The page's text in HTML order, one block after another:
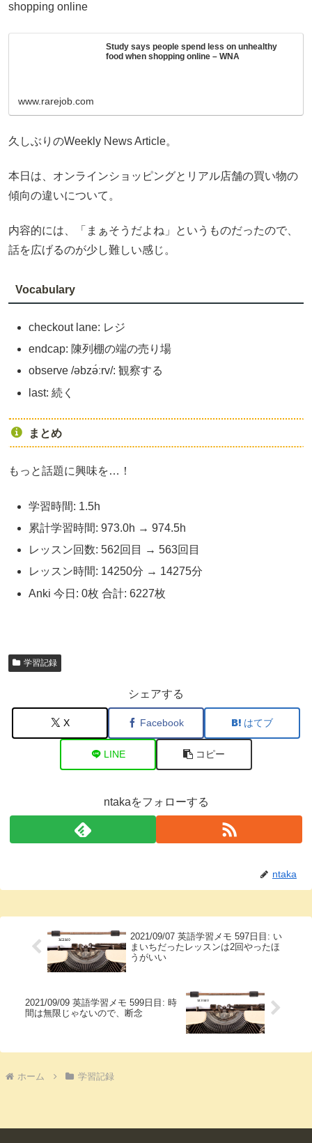
shopping online
Study says people spend less on unhealthy
food when shopping online – WNA
www.rarejob.com
久しぶりのWeekly News Article。
本日は、オンラインショッピングとリアル店舗の買い物の
傾向の違いについて。
内容的には、「まぁそうだよね」というものだったので、
話を広げるのが少し難しい感じ。
Vocabulary
checkout lane: レジ
endcap: 陳列棚の端の売り場
observe /əbzə́ːrv/: 観察する
last: 続く
まとめ
もっと話題に興味を…！
学習時間: 1.5h
累計学習時間: 973.0h → 974.5h
レッスン回数: 562回目 → 563回目
レッスン時間: 14250分 → 14275分
Anki 今日: 0枚 合計: 6227枚
学習記録
シェアする
X Facebook はてブ
LINE コピー
ntakaをフォローする
ntaka
2021/09/07 英語学習メモ 597日目: い
まいちだったレッスンは2回やったほ
うがいい
2021/09/09 英語学習メモ 599日目: 時
間は無限じゃないので、断念
ホーム 学習記録